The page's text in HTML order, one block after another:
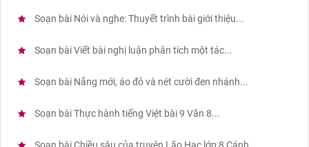
Soạn bài Nói và nghe: Thuyết trình bài giới thiệu...
Soạn bài Viết bài nghị luận phân tích một tác...
Soạn bài Nắng mới, áo đỏ và nét cười đen nhánh...
Soạn bài Thực hành tiếng Việt bài 9 Văn 8...